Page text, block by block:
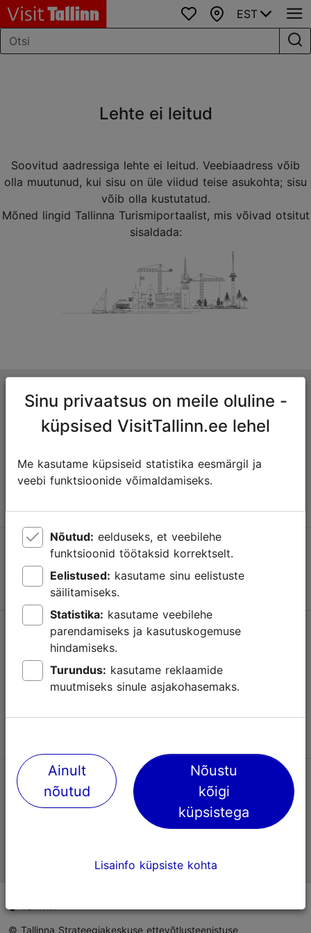
Lemmikud
Kaart
EST
Lehte ei leitud
Soovitud aadressiga lehte ei leitud. Veebiaadress võib
olla muutunud, kui sisu on üle viidud teise asukohta; sisu
võib olla kustutatud.
Mõned lingid Tallinna Turismiportaalist, mis võivad otsitut
sisaldada:
Tallinna turismiinfokeskus
Niguliste 2, 10146 Tallinn, Eesti
info@visittallinn.ee
Jälgi meid @ VisitTallinn
Kasutajatingimused
Võta meiega ühendust
TripAdvisori® hinnangud ja arvustused
© Tallinna Strateegiakeskuse ettevõtlusteenistuse
Sinu privaatsus on meile oluline -
küpsised VisitTallinn.ee lehel
Me kasutame küpsiseid statistika eesmärgil ja
veebi funktsioonide võimaldamiseks.
Nõutud:
funktsioonid töötaksid korrektselt.
Eelistused:
säilitamiseks.
Statistika:
parendamiseks ja kasutuskogemuse
hindamiseks.
Turundus:
muutmiseks sinule asjakohasemaks.
Ainult
nõutud
Nõustu
kõigi
küpsistega
Lisainfo küpsiste kohta